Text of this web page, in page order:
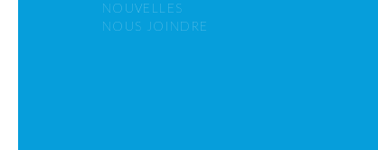
NOUVELLES
NOUS JOINDRE